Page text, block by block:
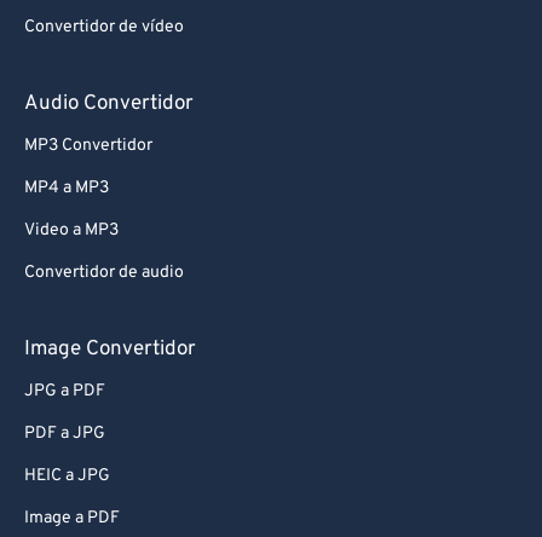
Convertidor de vídeo
Audio Convertidor
MP3 Convertidor
MP4 a MP3
Video a MP3
Convertidor de audio
Image Convertidor
JPG a PDF
PDF a JPG
HEIC a JPG
Image a PDF